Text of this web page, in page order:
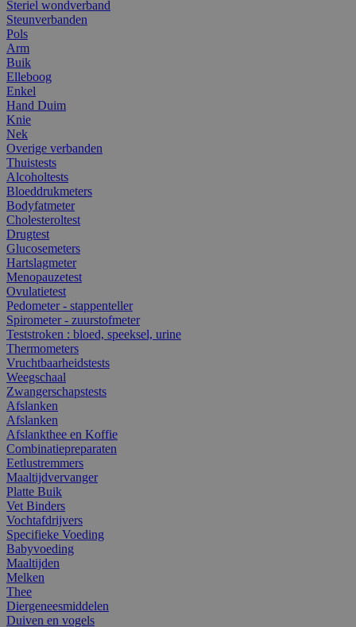
Steriel wondverband
Steunverbanden
Pols
Arm
Buik
Elleboog
Enkel
Hand Duim
Knie
Nek
Overige verbanden
Thuistests
Alcoholtests
Bloeddrukmeters
Bodyfatmeter
Cholesteroltest
Drugtest
Glucosemeters
Hartslagmeter
Menopauzetest
Ovulatietest
Pedometer - stappenteller
Spirometer - zuurstofmeter
Teststroken : bloed, speeksel, urine
Thermometers
Vruchtbaarheidstests
Weegschaal
Zwangerschapstests
Afslanken
Afslanken
Afslankthee en Koffie
Combinatiepreparaten
Eetlustremmers
Maaltijdvervanger
Platte Buik
Vet Binders
Vochtafdrijvers
Specifieke Voeding
Babyvoeding
Maaltijden
Melken
Thee
Diergeneesmiddelen
Duiven en vogels